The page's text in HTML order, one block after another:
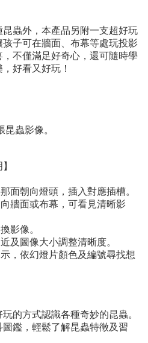
蟲外，本產品另附一支超好玩
子可在牆面、布幕等處玩投影
不僅滿足好奇心，還可隨時學
好看又好玩！
蟲影像。
朝向燈頭，插入對應插槽。
面或布幕，可看見清晰影
影像。
圖像大小調整清晰度。
依幻燈片顏色及編號尋找想
方式認識各種奇妙的昆蟲。
，輕鬆了解昆蟲特徵及習